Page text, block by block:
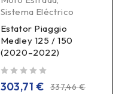
Sistema Eléctrico
Estator Piaggio
Medley 125 / 150
(2020–2022)
337,46€
303,71€